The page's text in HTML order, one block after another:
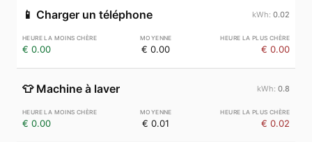
📱 Charger un téléphone 0.02
€ 0.00 € 0.00 € 0.00
👕 Machine à laver 0.8
€ 0.00 € 0.01 € 0.02